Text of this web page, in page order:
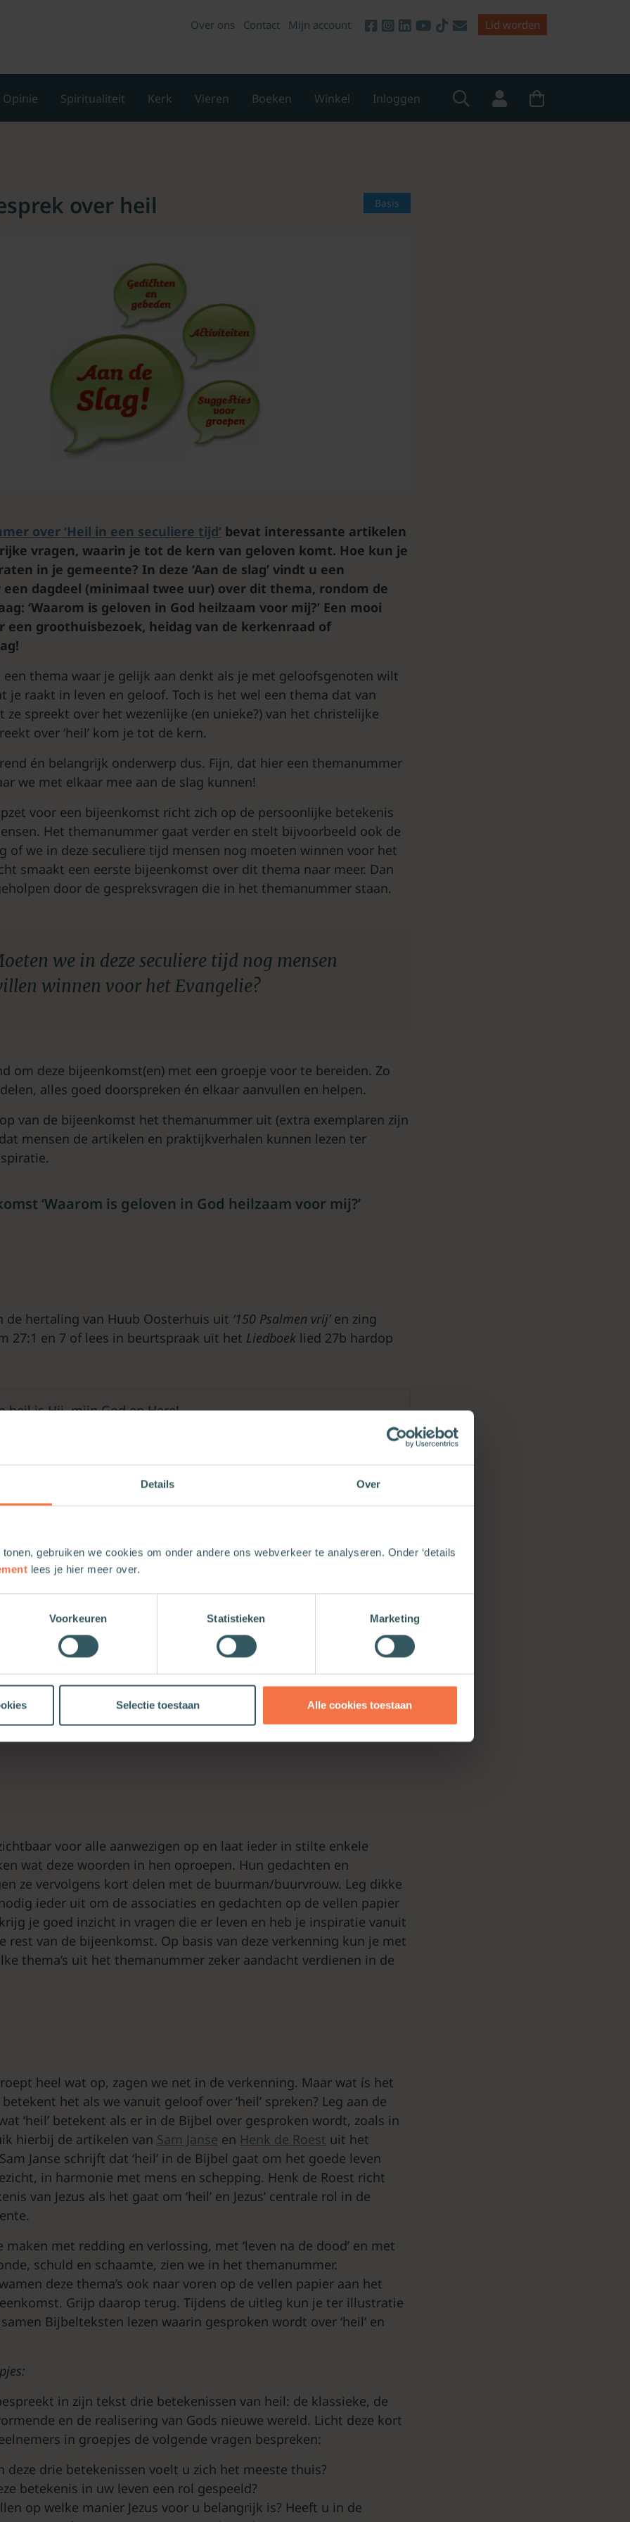
Details Over
gebruiken we cookies om onder andere ons webverkeer te analyseren. Onder ‘details
lees je hier meer over.
Voorkeuren Statistieken Marketing
Selectie toestaan Alle cookies toestaan
Over ons Contact Mijn account Lid worden
Opinie Spiritualiteit Kerk Vieren Boeken Winkel Inloggen
Basis
over heil
over ‘Heil in een seculiere tijd’ bevat interessante artikelen
vragen, waarin je tot de kern van geloven komt. Hoe kun je
in je gemeente? In deze ‘Aan de slag’ vindt u een
dagdeel (minimaal twee uur) over dit thema, rondom de
‘Waarom is geloven in God heilzaam voor mij?’ Een mooi
een groothuisbezoek, heidag van de kerkenraad of
thema waar je gelijk aan denkt als je met geloofsgenoten wilt
je raakt in leven en geloof. Toch is het wel een thema dat van
ze spreekt over het wezenlijke (en unieke?) van het christelijke
over ‘heil’ kom je tot de kern.
én belangrijk onderwerp dus. Fijn, dat hier een themanummer
we met elkaar mee aan de slag kunnen!
voor een bijeenkomst richt zich op de persoonlijke betekenis
Het themanummer gaat verder en stelt bijvoorbeeld ook de
of we in deze seculiere tijd mensen nog moeten winnen voor het
smaakt een eerste bijeenkomst over dit thema naar meer. Dan
door de gespreksvragen die in het themanummer staan.
we in deze seculiere tijd nog mensen
winnen voor het Evangelie?
om deze bijeenkomst(en) met een groepje voor te bereiden. Zo
alles goed doorspreken én elkaar aanvullen en helpen.
van de bijeenkomst het themanummer uit (extra exemplaren zijn
mensen de artikelen en praktijkverhalen kunnen lezen ter
‘Waarom is geloven in God heilzaam voor mij?’
de hertaling van Huub Oosterhuis uit ‘150 Psalmen vrij’en zing
27:1 en 7 of lees in beurtspraak uit het Liedboek lied 27b hardop
heil is Hij, mijn God en Here!
ben ik bewaard!
tegen mij verbindt
opdat zij mij verslindt,
voor nood en overval:
thema ‘heil’
gehoord over ‘heil’. Neem zes grote vellen papier
een flap-over) en schrijf op ieder vel één van de volgende woorden:
voor alle aanwezigen op en laat ieder in stilte enkele
wat deze woorden in hen oproepen. Hun gedachten en
ze vervolgens kort delen met de buurman/buurvrouw. Leg dikke
ieder uit om de associaties en gedachten op de vellen papier
je goed inzicht in vragen die er leven en heb je inspiratie vanuit
rest van de bijeenkomst. Op basis van deze verkenning kun je met
thema’s uit het themanummer zeker aandacht verdienen in de
roept heel wat op, zagen we net in de verkenning. Maar wat ís het
het als we vanuit geloof over ‘heil’ spreken? Leg aan de
‘heil’ betekent als er in de Bijbel over gesproken wordt, zoals in
hierbij de artikelen van Sam Janse en Henk de Roest uit het
Janse schrijft dat ‘heil’ in de Bijbel gaat om het goede leven
in harmonie met mens en schepping. Henk de Roest richt
van Jezus als het gaat om ‘heil’ en Jezus’ centrale rol in de
maken met redding en verlossing, met ‘leven na de dood’ en met
schuld en schaamte, zien we in het themanummer.
deze thema’s ook naar voren op de vellen papier aan het
Grijp daarop terug. Tijdens de uitleg kun je ter illustratie
Bijbelteksten lezen waarin gesproken wordt over ‘heil’ en
in zijn tekst drie betekenissen van heil: de klassieke, de
en de realisering van Gods nieuwe wereld. Licht deze kort
in groepjes de volgende vragen bespreken:
deze drie betekenissen voelt u zich het meeste thuis?
betekenis in uw leven een rol gespeeld?
op welke manier Jezus voor u belangrijk is? Heeft u in de